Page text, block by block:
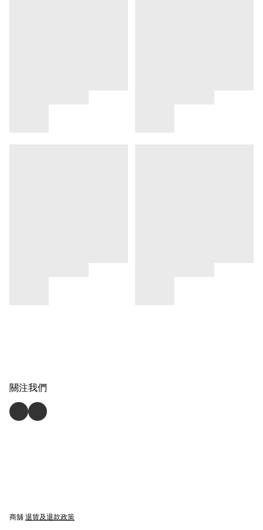
關注我們
商舖 退貨及退款政策